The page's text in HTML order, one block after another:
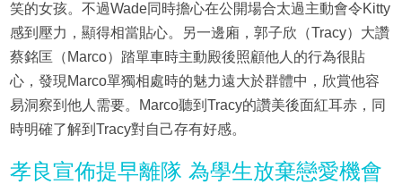
笑的女孩。不過Wade同時擔心在公開場合太過主動會令Kitty
感到壓力，顯得相當貼心。另一邊廂，郭子欣（Tracy）大讚
蔡銘匡（Marco）踏單車時主動殿後照顧他人的行為很貼
心，發現Marco單獨相處時的魅力遠大於群體中，欣賞他容
易洞察到他人需要。Marco聽到Tracy的讚美後面紅耳赤，同
時明確了解到Tracy對自己存有好感。
孝良宣佈提早離隊 為學生放棄戀愛機會